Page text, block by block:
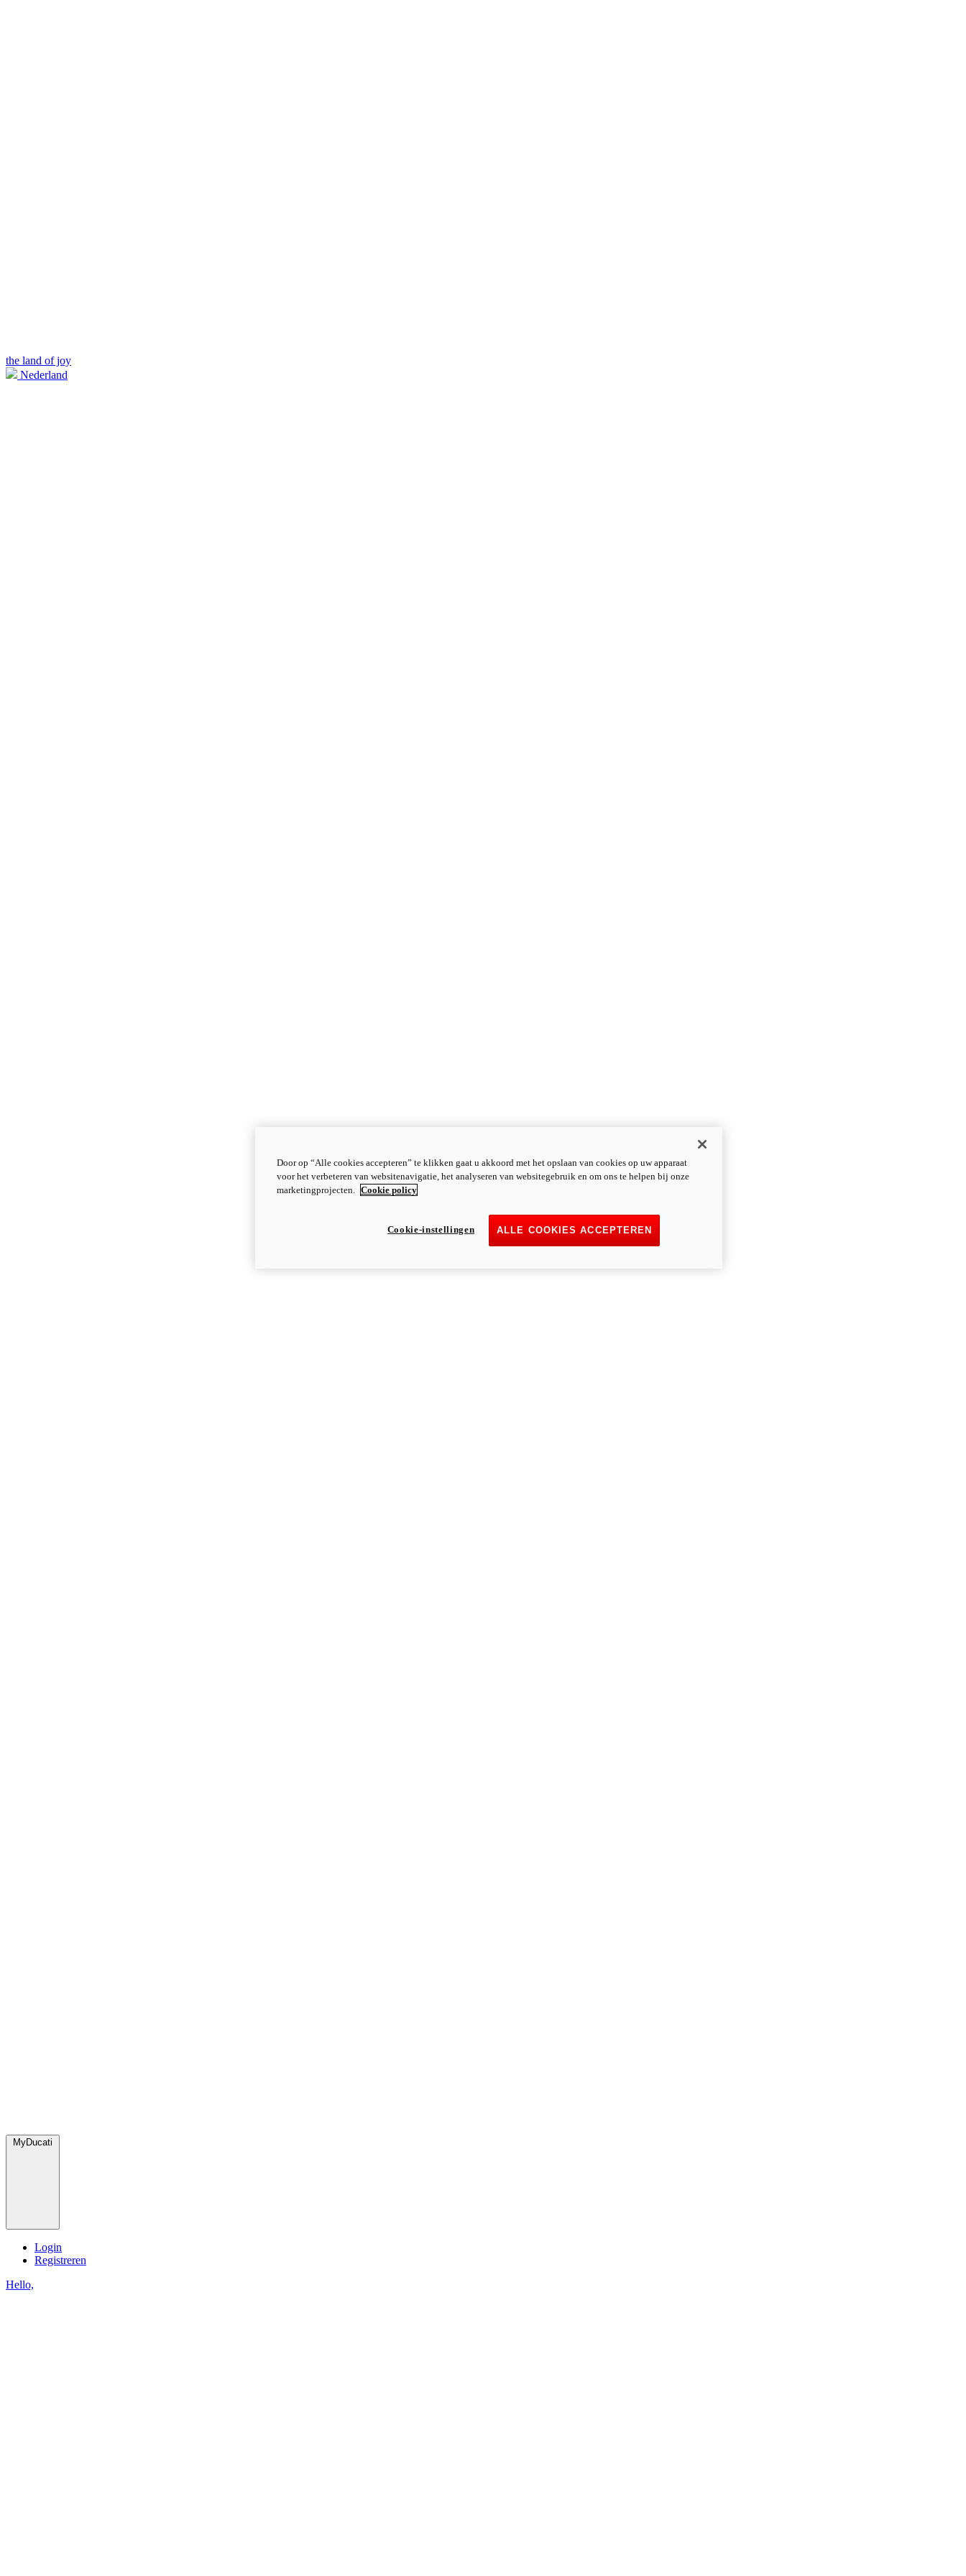
the land of joy
Nederland
MyDucati
Login
Registreren
Hello,
Door op “Alle cookies accepteren” te klikken gaat u akkoord met het opslaan van cookies op uw apparaat
voor het verbeteren van websitenavigatie, het analyseren van websitegebruik en om ons te helpen bij onze
marketingprojecten. Cookie policy
ALLE COOKIES ACCEPTEREN
Cookie-instellingen